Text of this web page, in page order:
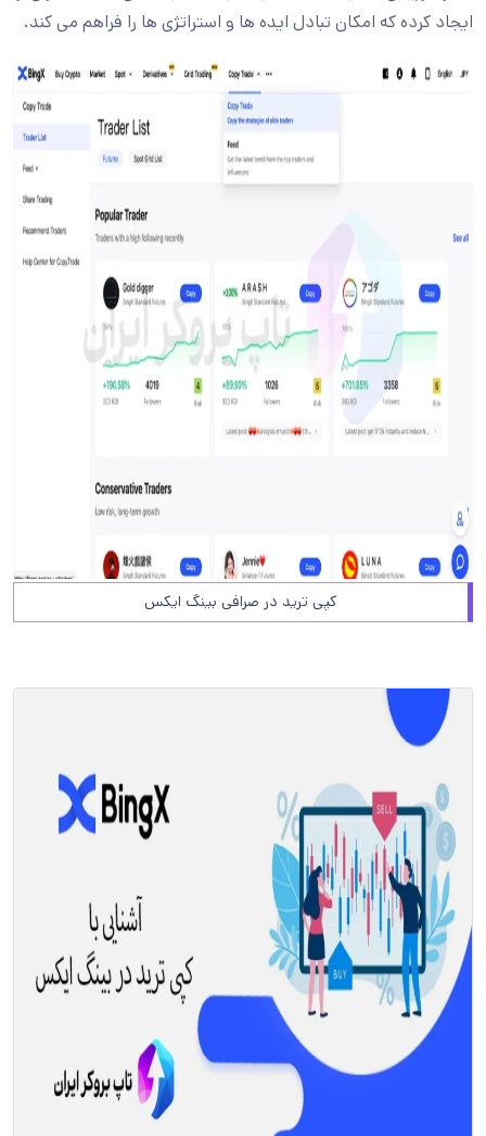
ایجاد کرده که امکان تبادل ایده ها و استراتژی ها را فراهم می کند.
کپی ترید در صرافی بینگ ایکس